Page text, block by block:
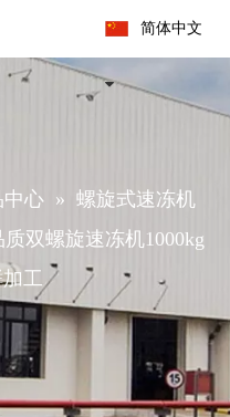
简体中文
中心 » 螺旋式速冻机
双螺旋速冻机1000kg
工